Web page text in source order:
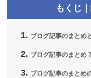
もくじ
ブログ記事のまとめ
ブログ記事のまとめ
ブログ記事のまとめ